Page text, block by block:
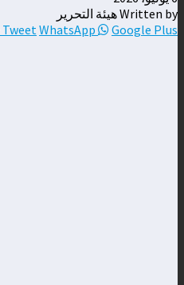
Written by هيئة التحرير
TweetWhatsApp Google Plus